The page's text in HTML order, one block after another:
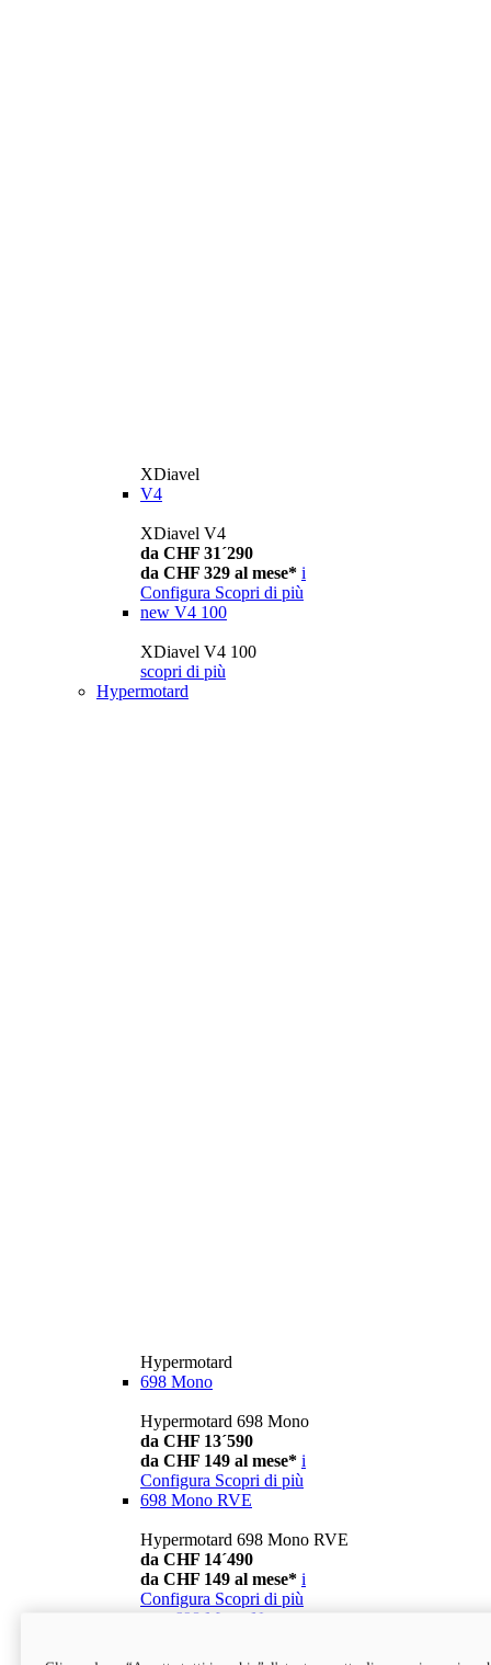
XDiavel
V4
XDiavel V4
da CHF 31´290
da CHF 329 al mese* i
Configura Scopri di più
new V4 100
XDiavel V4 100
scopri di più
Hypermotard
Hypermotard
698 Mono
Hypermotard 698 Mono
da CHF 13´590
da CHF 149 al mese* i
Configura Scopri di più
698 Mono RVE
Hypermotard 698 Mono RVE
da CHF 14´490
da CHF 149 al mese* i
Configura Scopri di più
698 Mono Nera
Hypermotard 698 Mono Nera